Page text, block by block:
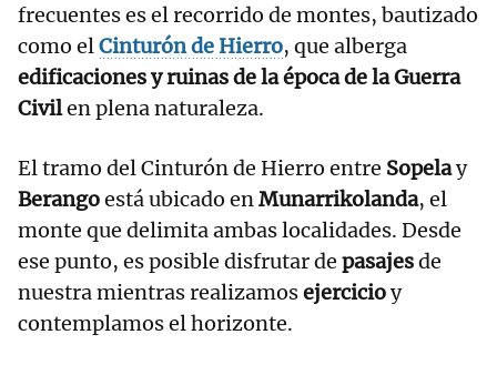
frecuentes es el recorrido de montes, bautizado
como elCinturón de Hierro, que alberga
edificaciones y ruinas de la época de la Guerra
Civilen plena naturaleza.
El tramo del Cinturón de Hierro entre Sopelay
Berangoestá ubicado enMunarrikolanda, el
monte que delimita ambas localidades. Desde
ese punto, es posible disfrutar de pasajesde
nuestra mientras realizamosejercicioy
contemplamos el horizonte.